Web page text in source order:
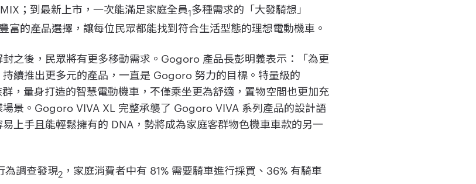
；到最新上市，一次能滿足家庭全員1多種需求的「大發騎想」
的產品選擇，讓每位民眾都能找到符合生活型態的理想電動機車。
之後，民眾將有更多移動需求。Gogoro 產品長彭明義表示：「為更
續推出更多元的產品，一直是 Gogoro 努力的目標。特量級的
，量身打造的智慧電動機車，不僅乘坐更為舒適，置物空間也更加充
景。Gogoro VIVA XL 完整承襲了 Gogoro VIVA 系列產品的設計語
上手且能輕鬆擁有的 DNA，勢將成為家庭客群物色機車車款的另一
為調查發現2 ，家庭消費者中有 81% 需要騎車進行採買、36% 有騎車